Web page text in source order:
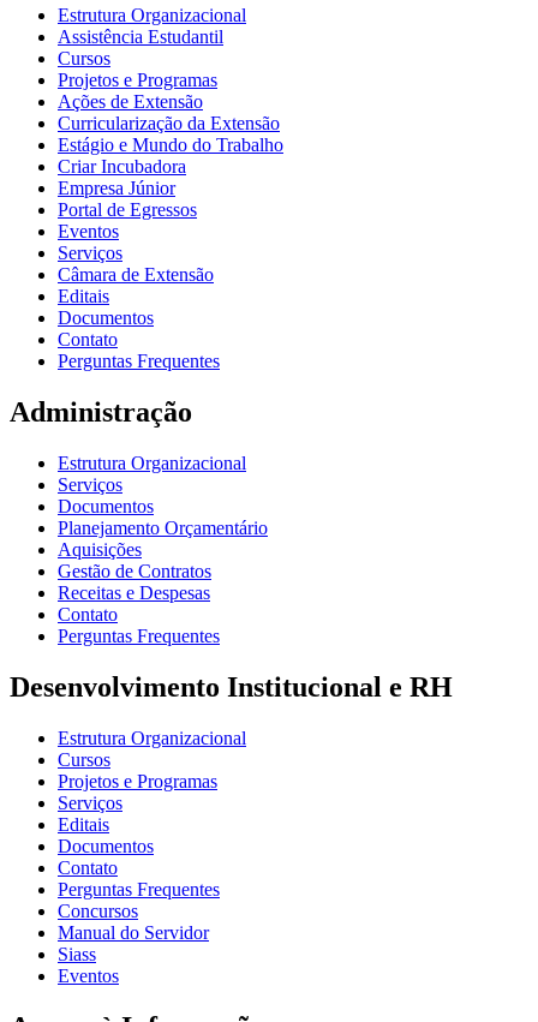
Estrutura Organizacional
Assistência Estudantil
Cursos
Projetos e Programas
Ações de Extensão
Curricularização da Extensão
Estágio e Mundo do Trabalho
Criar Incubadora
Empresa Júnior
Portal de Egressos
Eventos
Serviços
Câmara de Extensão
Editais
Documentos
Contato
Perguntas Frequentes
Administração
Estrutura Organizacional
Serviços
Documentos
Planejamento Orçamentário
Aquisições
Gestão de Contratos
Receitas e Despesas
Contato
Perguntas Frequentes
Desenvolvimento Institucional e RH
Estrutura Organizacional
Cursos
Projetos e Programas
Serviços
Editais
Documentos
Contato
Perguntas Frequentes
Concursos
Manual do Servidor
Siass
Eventos